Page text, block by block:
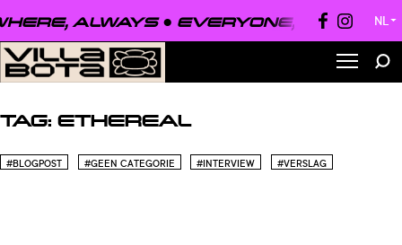
ALWAYS ● EVERYONE, NL ▼
TAG: ETHEREAL
#BLOGPOST #GEEN CATEGORIE #INTERVIEW #VERSLAG